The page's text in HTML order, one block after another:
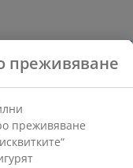
преживяване
преживяване